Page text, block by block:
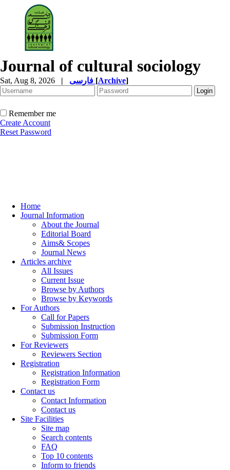
Journal of cultural sociology
Sat, Aug 8, 2026 | [Archive]
Remember me
Create Account
Reset Password
Home
Journal Information
About the Journal
Editorial Board
Aims& Scopes
Journal News
Articles archive
All Issues
Current Issue
Browse by Authors
Browse by Keywords
For Authors
Call for Papers
Submission Instruction
Submission Form
For Reviewers
Reviewers Section
Registration
Registration Information
Registration Form
Contact us
Contact Information
Contact us
Site Facilities
Site map
Search contents
FAQ
Top 10 contents
Inform to friends